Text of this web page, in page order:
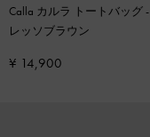
Calla カルラ トートバッグ-
レッソブラウン
¥ 14,900